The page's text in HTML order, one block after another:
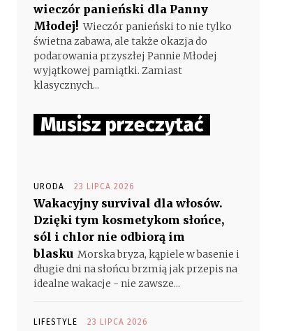
wieczór panieński dla Panny
Młodej! Wieczór panieński to nie tylko
świetna zabawa, ale także okazja do
podarowania przyszłej Pannie Młodej
wyjątkowej pamiątki. Zamiast
klasycznych...
Musisz przeczytać
URODA 23 LIPCA 2026
Wakacyjny survival dla włosów.
Dzięki tym kosmetykom słońce,
sól i chlor nie odbiorą im
blasku Morska bryza, kąpiele w basenie i
długie dni na słońcu brzmią jak przepis na
idealne wakacje - nie zawsze...
LIFESTYLE 23 LIPCA 2026